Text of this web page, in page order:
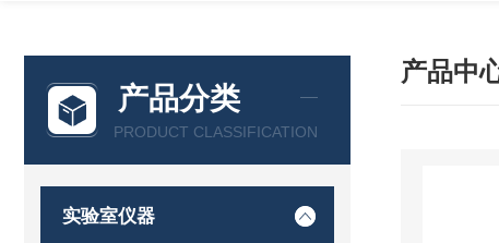
产品分类
PRODUCT CLASSIFICATION
实验室仪器
产品中